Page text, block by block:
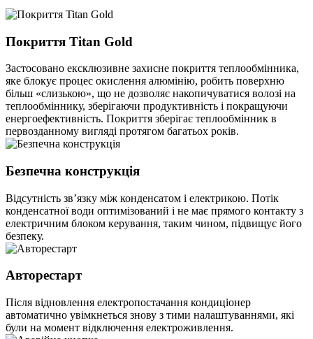
Покриття Titan Gold
Застосовано ексклюзивне захисне покриття теплообмінника,
яке блокує процес окислення алюмінію, робить поверхню
більш «слизькою», що не дозволяє накопичуватися волозі на
теплообміннику, зберігаючи продуктивність і покращуючи
енергоефективність. Покриття зберігає теплообмінник в
первозданному вигляді протягом багатьох років.
Безпечна конструкція
Відсутність зв’язку між конденсатом і електрикою. Потік
конденсатної води оптимізований і не має прямого контакту з
електричним блоком керування, таким чином, підвищує його
безпеку.
Авторестарт
Після відновлення електропостачання кондиціонер
автоматично увімкнеться знову з тими налаштуваннями, які
були на момент відключення електроживлення.